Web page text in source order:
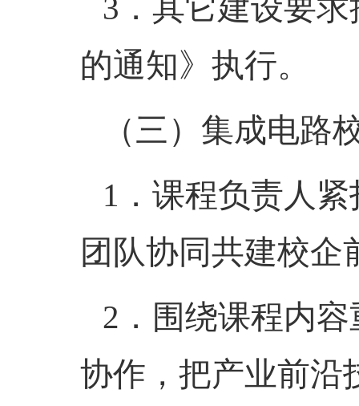
3． 其它建设要
的通知》执行。
（三） 集成电路
1． 课程负责人
团队协同共建校企
2． 围绕课程内
协作，把产业前沿